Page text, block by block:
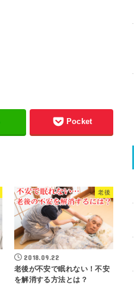
Pocket
老後
2018.09.22
老後が不安で眠れない！不安
を解消する方法とは？